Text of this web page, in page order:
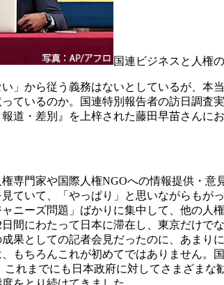
国連ビジネスと人権
」から従う義務はないとしているが、本
ているのか。国連特別報告者の訪日調
・差別』を上梓された藤田早苗さんにお
専門家や国際人権NGOへの情報提供・
ていて、「やっぱり」と思いながらもが
ニーズ問題」ばかりに集中して、他の人
間にわたって日本に滞在し、東京だけ
果としての記者会見だったのに、あまり
もちろんこれが初めてではありません
これまでにも日本政府に対してさまざま